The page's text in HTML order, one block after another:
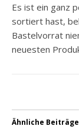
Es ist ein ganz
sortiert hast,
Bastelvorrat
neuesten
Ähnliche Beiträge